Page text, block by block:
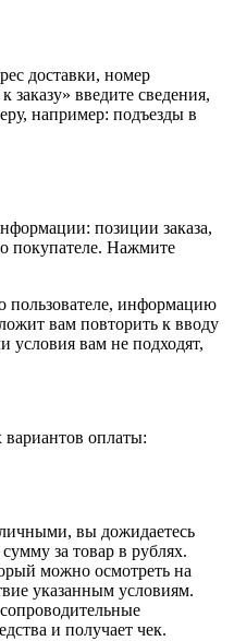
доставки, номер
введите сведения,
например: подъезды в
позиции заказа,
покупателе. Нажмите
пользователе, информацию
вам повторить к вводу
условия вам не подходят,
оплаты:
вы дожидаетесь
за товар в рублях.
можно осмотреть на
указанным условиям.
и получает чек.